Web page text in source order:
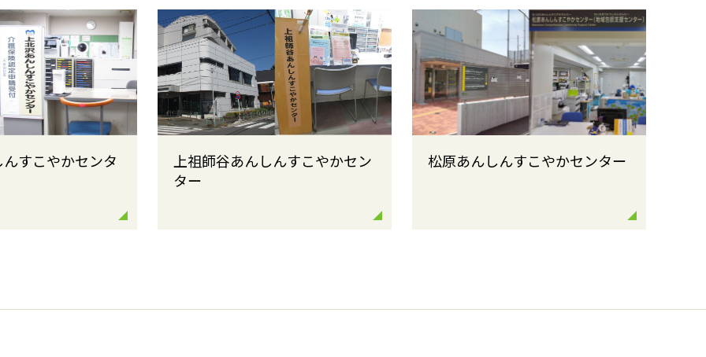
すこやかセンタ
上祖師谷あんしんすこやかセン
ター
松原あんしんすこやかセンター